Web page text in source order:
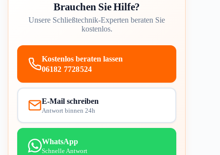
Brauchen Sie Hilfe?
Unsere Schließtechnik-Experten beraten Sie
kostenlos.
Kostenlos beraten lassen
06182 7728524
E-Mail schreiben
Antwort binnen 24h
WhatsApp
Schnelle Antwort